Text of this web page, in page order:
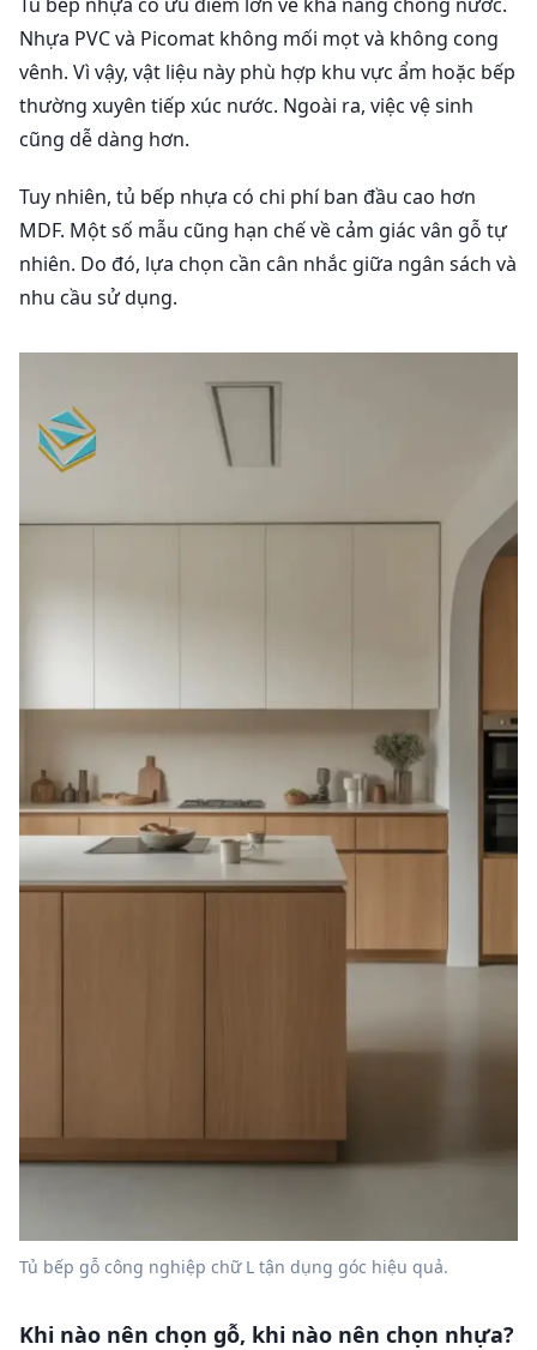
Nhựa PVC và Picomat không mối mọt và không cong
vênh. Vì vậy, vật liệu này phù hợp khu vực ẩm hoặc bếp
thường xuyên tiếp xúc nước. Ngoài ra, việc vệ sinh
cũng dễ dàng hơn.
Tuy nhiên, tủ bếp nhựa có chi phí ban đầu cao hơn
MDF. Một số mẫu cũng hạn chế về cảm giác vân gỗ tự
nhiên. Do đó, lựa chọn cần cân nhắc giữa ngân sách và
nhu cầu sử dụng.
Tủ bếp gỗ công nghiệp chữ L tận dụng góc hiệu quả.
Khi nào nên chọn gỗ, khi nào nên chọn nhựa?